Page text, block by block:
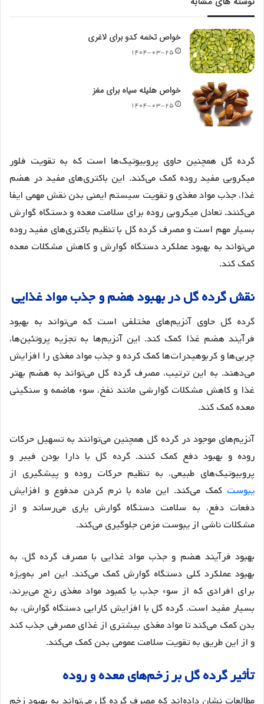
خواص تخمه کدو برای لاغری
۱۴۰۴-۰۳-۲۵
خواص هلیله سیاه برای مغز
۱۴۰۴-۰۳-۲۵
گرده گل همچنین حاوی پروبیوتیک‌ها است که به تقویت فلور
میکروبی مفید روده کمک می‌کند. این باکتری‌های مفید در هضم
غذا، جذب مواد مغذی و تقویت سیستم ایمنی بدن نقش مهمی ایفا
می‌کنند. تعادل میکروبی روده برای سلامت معده و دستگاه گوارش
بسیار مهم است و مصرف گرده گل با تنظیم باکتری‌های مفید روده
می‌تواند به بهبود عملکرد دستگاه گوارش و کاهش مشکلات معده
کمک کند.
نقشگردهگلدربهبودهضموجذبموادغذایی
گرده گل حاوی آنزیم‌های مختلفی است که می‌تواند به بهبود
فرآیند هضم غذا کمک کند. این آنزیم‌ها به تجزیه پروتئین‌ها،
چربی‌ها و کربوهیدرات‌ها کمک کرده و جذب مواد مغذی را افزایش
می‌دهند. به این ترتیب، مصرف گرده گل می‌تواند به هضم بهتر
غذا و کاهش مشکلات گوارشی مانند نفخ، سوء هاضمه و سنگینی
معده کمک کند.
آنزیم‌های موجود در گرده گل همچنین می‌توانند به تسهیل حرکات
روده و بهبود دفع کمک کنند. گرده گل با دارا بودن فیبر و
پروبیوتیک‌های طبیعی، به تنظیم حرکات روده و پیشگیری از
یبوست کمک می‌کند. این ماده با نرم کردن مدفوع و افزایش
دفعات دفع، به سلامت دستگاه گوارش یاری می‌رساند و از
مشکلات ناشی از یبوست مزمن جلوگیری می‌کند.
بهبود فرآیند هضم و جذب مواد غذایی با مصرف گرده گل، به
بهبود عملکرد کلی دستگاه گوارش کمک می‌کند. این امر به‌ویژه
برای افرادی که از سوء جذب یا کمبود مواد مغذی رنج می‌برند،
بسیار مفید است. گرده گل با افزایش کارایی دستگاه گوارش، به
بدن کمک می‌کند تا مواد مغذی بیشتری از غذای مصرفی جذب کند
و از این طریق به تقویت سلامت عمومی بدن کمک می‌کند.
تأثیرگردهگلبرزخمهایمعدهوروده
مطالعات نشان داده‌اند که مصرف گرده گل می‌تواند به بهبود زخم